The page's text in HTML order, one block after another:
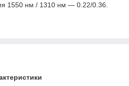
1550 нм / 1310 нм — 0.22/0.36.